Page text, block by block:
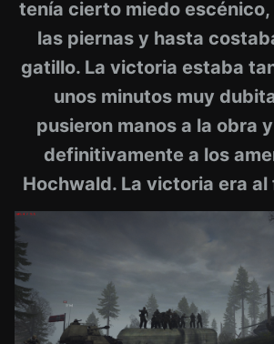
tenía cierto miedo
las piernas y hasta
gatillo. La victoria estaba
unos minutos muy
pusieron manos a la obra
definitivamente a los
Hochwald. La victoria era al